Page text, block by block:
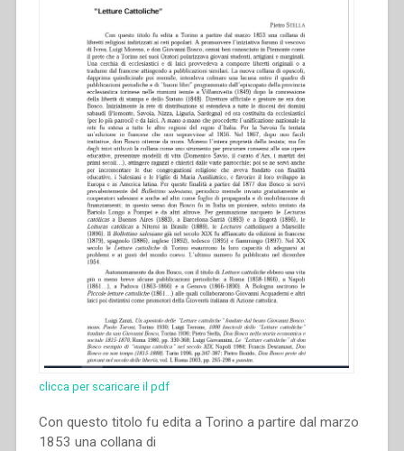
clicca per scaricare il pdf
Con questo titolo fu edita a Torino a partire dal marzo
1853 una collana di